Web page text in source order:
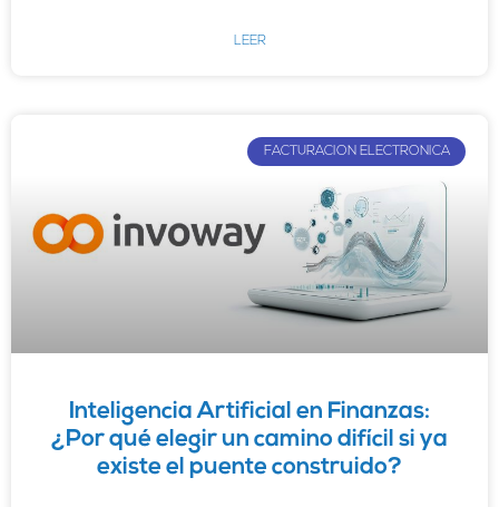
LEER
FACTURACION ELECTRONICA
Inteligencia Artificial en Finanzas:
¿Por qué elegir un camino difícil si ya
existe el puente construido?